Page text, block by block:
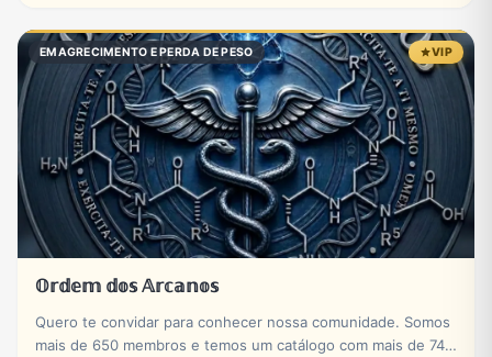
EMAGRECIMENTO E PERDA DE PESO VIP
𝕆𝕣𝕕𝕖𝕞 𝕕𝕠𝕤 𝔸𝕣𝕔𝕒𝕟𝕠𝕤
Quero te convidar para conhecer nossa comunidade. Somos
mais de 650 membros e temos um catálogo com mais de 740